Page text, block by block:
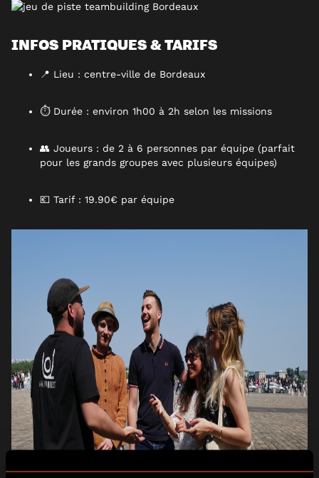
INFOS PRATIQUES & TARIFS
📍 Lieu : centre-ville de Bordeaux
⏱️ Durée : environ 1h00 à 2h selon les missions
👥 Joueurs : de 2 à 6 personnes par équipe (parfait
pour les grands groupes avec plusieurs équipes)
💶 Tarif : 19.90€ par équipe